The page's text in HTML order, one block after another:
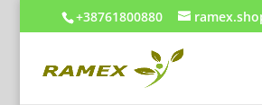
+38761800880